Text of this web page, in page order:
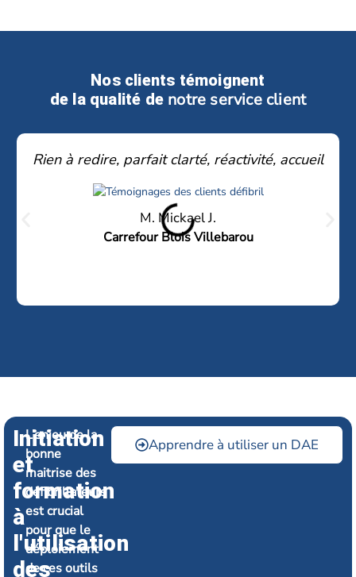
Nos clients témoignent
de la qualité de notre service client
Rien à redire, parfait clarté, réactivité, accueil
M. Mickael J.
Carrefour Blois Villebarou
Initiation
et
formation
à
l'utilisation
des
L’enjeu de la
bonne
maitrise des
défibrillateurs
est crucial
pour que le
déploiement
de ces outils
Apprendre à utiliser un DAE